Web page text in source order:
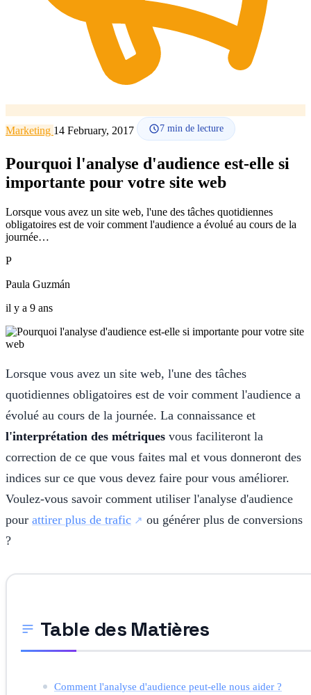
Marketing 14 February, 2017 7 min de lecture
Pourquoi l'analyse d'audience est-elle si
importante pour votre site web
Lorsque vous avez un site web, l'une des tâches quotidiennes
obligatoires est de voir comment l'audience a évolué au cours de la
journée…
P
Paula Guzmán
il y a 9 ans
Lorsque vous avez un site web, l'une des tâches
quotidiennes obligatoires est de voir comment l'audience a
évolué au cours de la journée. La connaissance et
l'interprétation des métriques vous faciliteront la
correction de ce que vous faites mal et vous donneront des
indices sur ce que vous devez faire pour vous améliorer.
Voulez-vous savoir comment utiliser l'analyse d'audience
pour attirer plus de trafic
ou générer plus de conversions
?
Table des Matières
Comment l'analyse d'audience peut-elle nous aider ?